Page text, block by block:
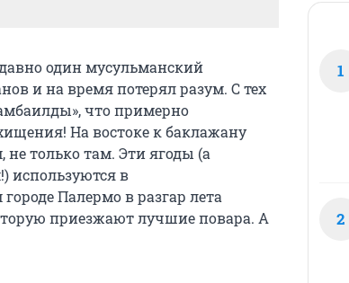
один мусульманский
и на время потерял разум. С тех
что примерно
На востоке к баклажану
только там. Эти ягоды (а
используются в
Палермо в разгар лета
приезжают лучшие повара. А
1
2